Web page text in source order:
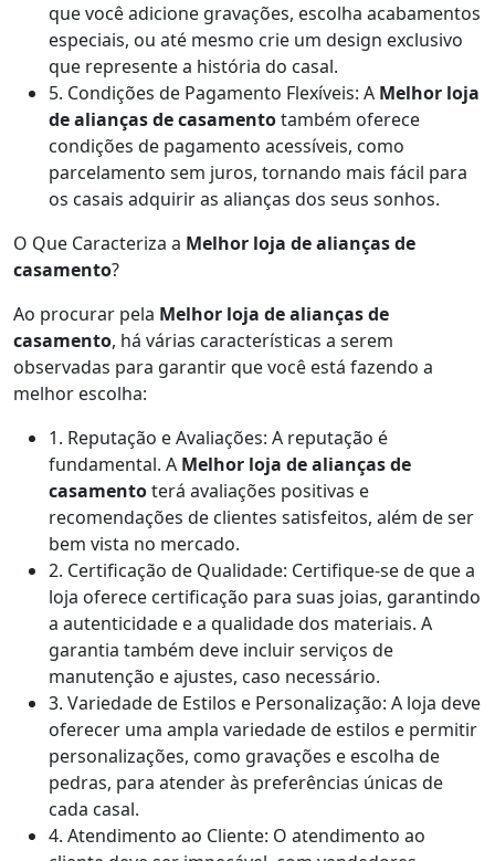
que você adicione gravações, escolha acabamentos
especiais, ou até mesmo crie um design exclusivo
que represente a história do casal.
5. Condições de Pagamento Flexíveis: A Melhor loja
de alianças de casamentotambém oferece
condições de pagamento acessíveis, como
parcelamento sem juros, tornando mais fácil para
os casais adquirir as alianças dos seus sonhos.
O Que Caracteriza a Melhor loja de alianças de
casamento?
Ao procurar pela Melhor loja de alianças de
casamento, há várias características a serem
observadas para garantir que você está fazendo a
melhor escolha:
1. Reputação e Avaliações: A reputação é
fundamental. A Melhor loja de alianças de
casamentoterá avaliações positivas e
recomendações de clientes satisfeitos, além de ser
bem vista no mercado.
2. Certificação de Qualidade: Certifique-se de que a
loja oferece certificação para suas joias, garantindo
a autenticidade e a qualidade dos materiais. A
garantia também deve incluir serviços de
manutenção e ajustes, caso necessário.
3. Variedade de Estilos e Personalização: A loja deve
oferecer uma ampla variedade de estilos e permitir
personalizações, como gravações e escolha de
pedras, para atender às preferências únicas de
cada casal.
4. Atendimento ao Cliente: O atendimento ao